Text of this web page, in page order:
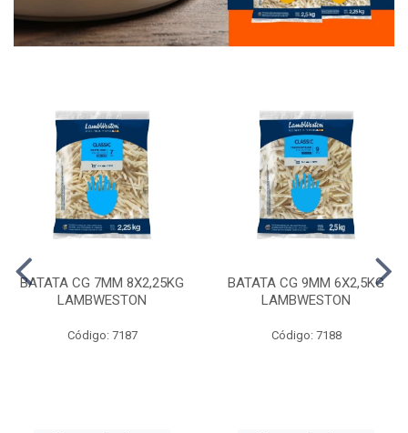
BATATA CG 7MM 8X2,25KG
LAMBWESTON
Código: 7187
BATATA CG 9MM 6X2,5KG
LAMBWESTON
Código: 7188